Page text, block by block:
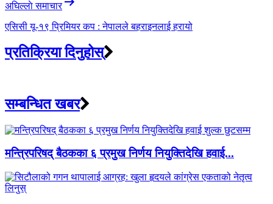
अघिल्लाे समाचार
एसिसी यू-१९ प्रिमियर कप : नेपालले बहराइनलाई हरायो
प्रतिक्रिया दिनुहोस्
सम्बन्धित खबर
मन्त्रिपरिषद् बैठकका ६ प्रमुख निर्णय नियुक्तिदेखि हवाई...